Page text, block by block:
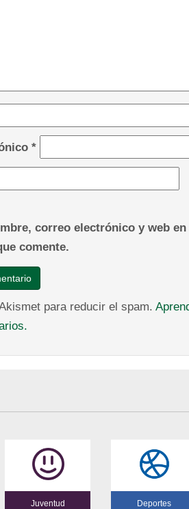
*
correo electrónico y web
comente.
para reducir el spam.
Juventud Deportes